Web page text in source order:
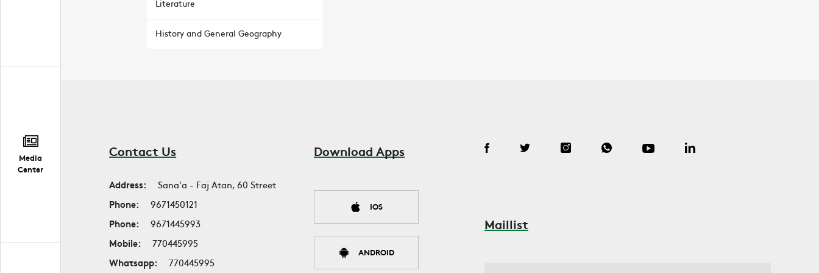
Media
Center
Literature
History and General Geography
Contact Us
Address:
Sana'a - Faj Atan, 60 Street
Phone:
9671450121
Phone:
9671445993
Mobile:
770445995
Whatsapp:
770445995
Download Apps
IOS
ANDROID
Maillist